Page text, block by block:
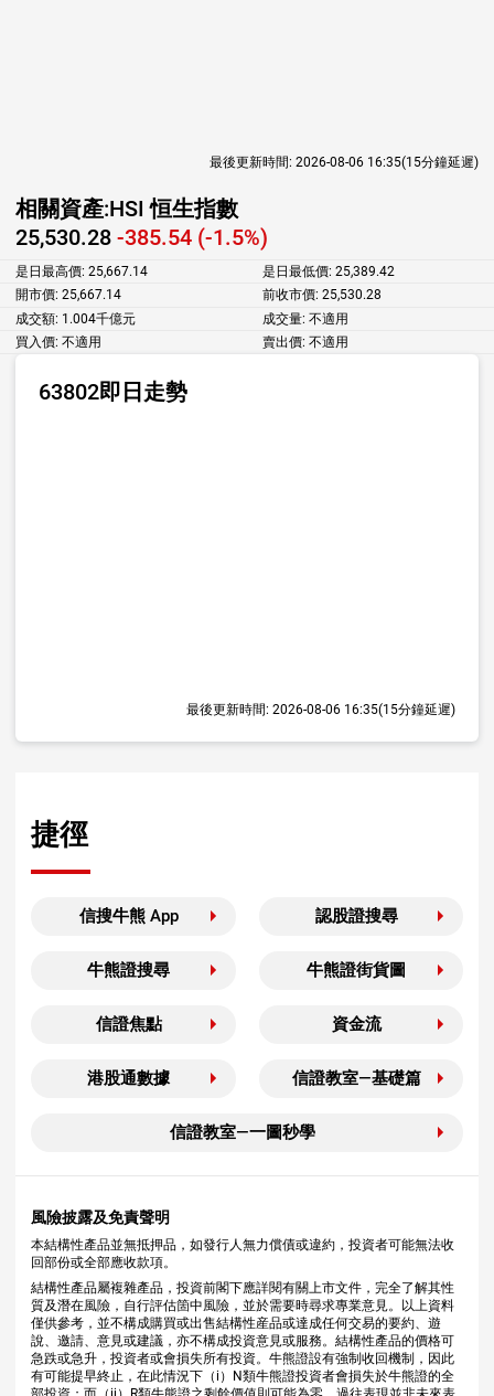
最後更新時間: 2026-08-06 16:35(15分鐘延遲)
相關資產:HSI 恒生指數
25,530.28 -385.54 (-1.5%)
是日最高價: 25,667.14 是日最低價: 25,389.42
開市價: 25,667.14 前收市價: 25,530.28
成交額: 1.004千億元 成交量: 不適用
買入價: 不適用 賣出價: 不適用
63802即日走勢
最後更新時間: 2026-08-06 16:35(15分鐘延遲)
捷徑
信搜牛熊 App 認股證搜尋
牛熊證搜尋 牛熊證街貨圖
信證焦點 資金流
港股通數據 信證教室—基礎篇
信證教室—一圖秒學
風險披露及免責聲明
本結構性產品並無抵押品，如發行人無力償債或違約，投資者可能無法收
回部份或全部應收款項。
結構性產品屬複雜產品，投資前閣下應詳閱有關上市文件，完全了解其性
質及潛在風險，自行評估箇中風險，並於需要時尋求專業意見。以上資料
僅供參考，並不構成購買或出售結構性産品或達成任何交易的要約、遊
說、邀請、意見或建議，亦不構成投資意見或服務。結構性產品的價格可
急跌或急升，投資者或會損失所有投資。牛熊證設有強制收回機制，因此
有可能提早終止，在此情況下（i）N類牛熊證投資者會損失於牛熊證的全